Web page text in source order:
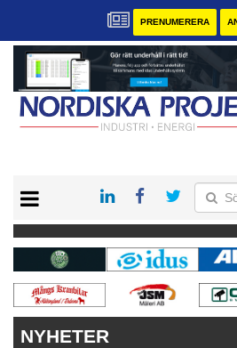
PRENUMERERA
KONTAKT
VÅRA ANDRA MAGASIN
PRENUMERERA
ANNONSERA
NYHETER